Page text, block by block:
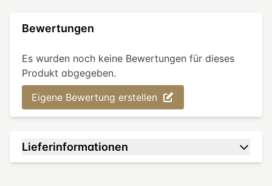
Bewertungen
Es wurden noch keine Bewertungen für dieses
Produkt abgegeben.
Eigene Bewertung erstellen
Lieferinformationen